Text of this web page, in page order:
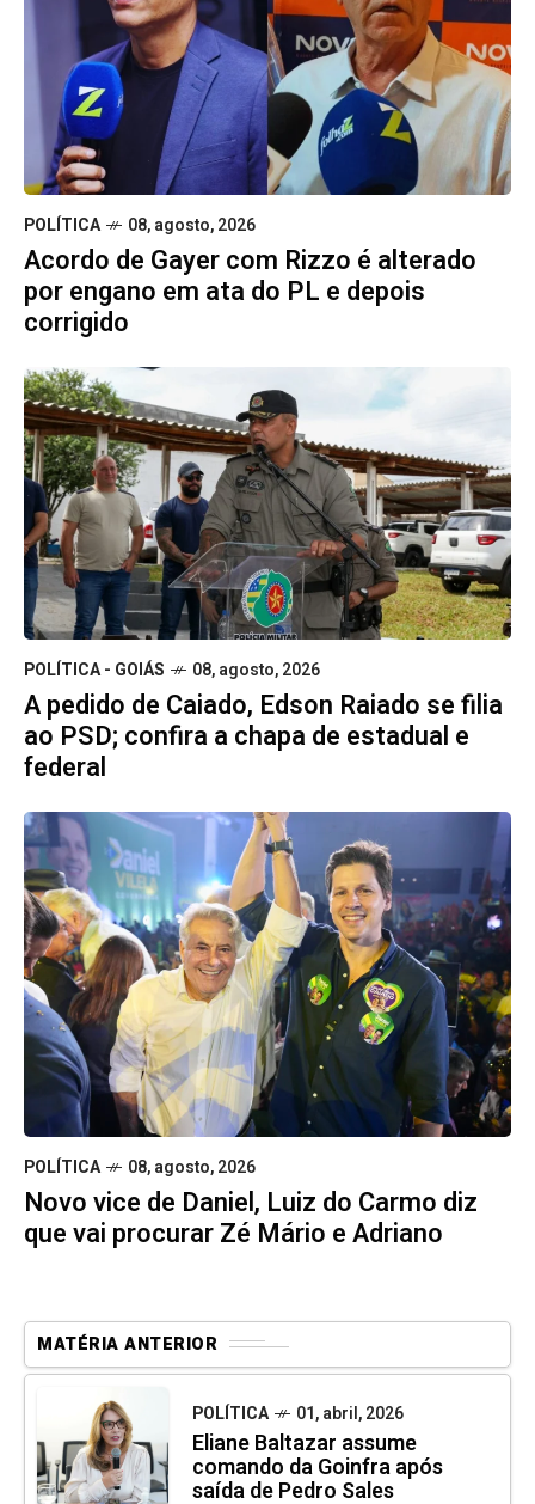
POLÍTICA 08, agosto, 2026
Acordo de Gayer com Rizzo é alterado
por engano em ata do PL e depois
corrigido
POLÍTICA - GOIÁS 08, agosto, 2026
A pedido de Caiado, Edson Raiado se filia
ao PSD; confira a chapa de estadual e
federal
POLÍTICA 08, agosto, 2026
Novo vice de Daniel, Luiz do Carmo diz
que vai procurar Zé Mário e Adriano
MATÉRIA ANTERIOR
POLÍTICA 01, abril, 2026
Eliane Baltazar assume
comando da Goinfra após
saída de Pedro Sales